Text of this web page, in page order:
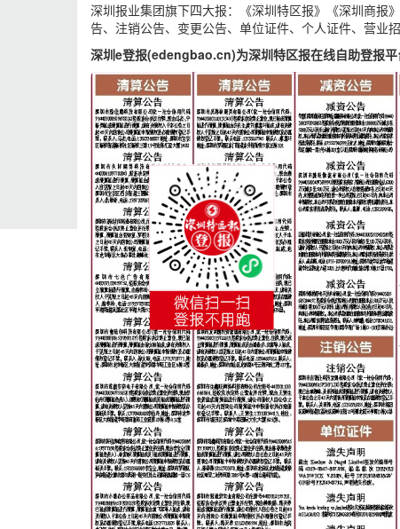
深圳报业集团旗下四大报：《深圳特区报》《深圳商报
告、注销公告、变更公告、单位证件、个人证件、营业
深圳e登报(edengbao.cn)为深圳特区报在线自助登报平